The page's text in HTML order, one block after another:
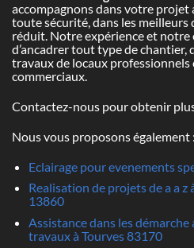
accompagnons dans votre projet
toute sécurité, dans les meilleurs
réduit. Notre expérience et
d’ancadrer tout type de chantier,
travaux de locaux professionnels
commerciaux.
Contactez-nous pour obtenir
Nous vous proposons également :
Eclairage pour evenements
Realisation de projets de a a
13860
Assistance dans les
travaux à Tourves 83170